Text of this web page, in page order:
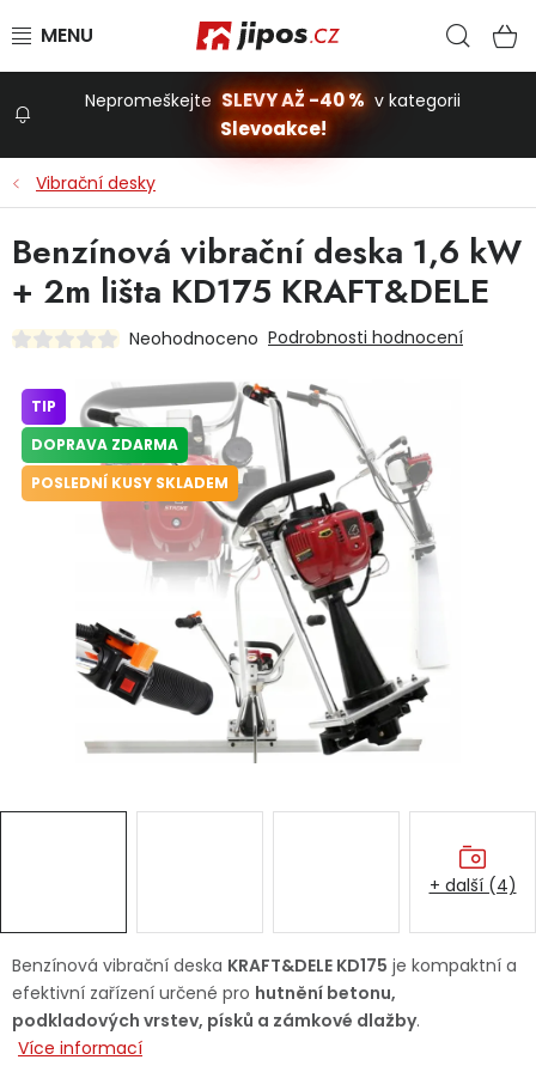
Stavba a dům
Dílna
Domácnost
Dětská hřiště
Autodoplňky
Vánoce
Značky
Nepromeškejte SLEVY AŽ -40 % v kategorii
Slevoakce!
Vibrační desky
Benzínová vibrační deska KRAFT&DELE KD175 je kompaktní a
efektivní zařízení určené pro hutnění betonu,
podkladových vrstev, písků a zámkové dlažby.
Více informací
Benzínová vibrační deska 1,6 kW
+ 2m lišta KD175 KRAFT&DELE
Neohodnoceno Podrobnosti hodnocení
TIP
DOPRAVA ZDARMA
POSLEDNÍ KUSY SKLADEM
+ další (4)